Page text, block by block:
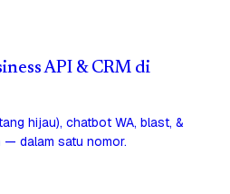
API & CRM di
hijau), chatbot WA, blast, &
— dalam satu nomor.